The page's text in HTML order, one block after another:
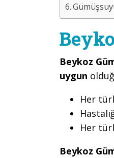
Beykoz
uygun
Her
Her
Beykoz